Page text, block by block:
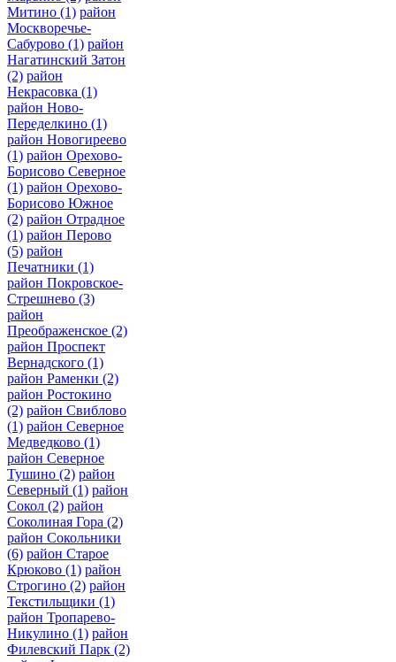
Митино (1) район
Москворечье-
Сабурово (1) район
Нагатинский Затон
(2) район
Некрасовка (1)
район Ново-
Переделкино (1)
район Новогиреево
(1) район Орехово-
Борисово Северное
(1) район Орехово-
Борисово Южное
(2) район Отрадное
(1) район Перово
(5) район
Печатники (1)
район Покровское-
Стрешнево (3)
район
Преображенское (2)
район Проспект
Вернадского (1)
район Раменки (2)
район Ростокино
(2) район Свиблово
(1) район Северное
Медведково (1)
район Северное
Тушино (2) район
Северный (1) район
Сокол (2) район
Соколиная Гора (2)
район Сокольники
(6) район Старое
Крюково (1) район
Строгино (2) район
Текстильщики (1)
район Тропарево-
Никулино (1) район
Филевский Парк (2)